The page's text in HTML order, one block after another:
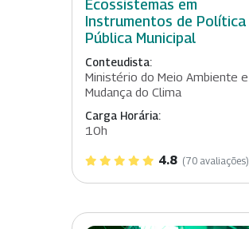
Ecossistemas em
Instrumentos de Política
Pública Municipal
Conteudista:
Ministério do Meio Ambiente e
Mudança do Clima
Carga Horária:
10h
4.8 (70 avaliações)